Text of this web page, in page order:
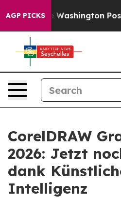
AGP PICKS
the Washington Post
CorelDRAW
2026: Jetzt
dank
Intelligenz